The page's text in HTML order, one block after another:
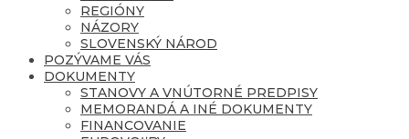
REGIÓNY
NÁZORY
SLOVENSKÝ NÁROD
POZÝVAME VÁS
DOKUMENTY
STANOVY A VNÚTORNÉ PREDPISY
MEMORANDÁ A INÉ DOKUMENTY
FINANCOVANIE